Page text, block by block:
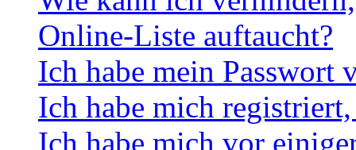
Online-Liste auftaucht?
Ich habe mein Passwort
Ich habe mich
Ich habe mich vor